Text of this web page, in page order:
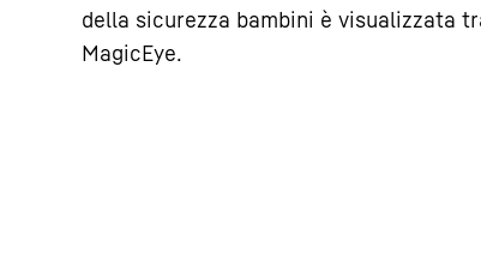
della sicurezza bambini è visualizzata
MagicEye.